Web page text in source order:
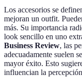
Los accesorios se
mejoran un outfit.
más. Su importancia
look sencillo en uno
Business Review, las
adecuadamente suelen
mayor éxito. Esto
influencian la